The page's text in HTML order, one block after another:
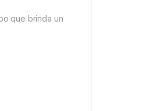
que brinda un